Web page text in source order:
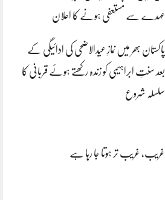
عہدے سے مستعفی ہونے کا اعلان
پاکستان بھر میں نمازِ عیدالاضحی کی ادائیگی کے
بعد سنتِ ابراہیمی کو زندہ رکھتے ہوئے قربانی کا
سلسلہ شروع
غریب، غریب تر ہوتا جا رہا ہے